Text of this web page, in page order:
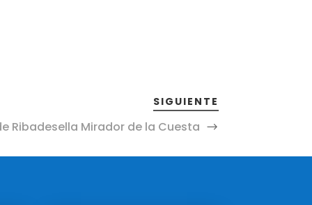
SIGUIENTE
Ribadesella Mirador de la Cuesta